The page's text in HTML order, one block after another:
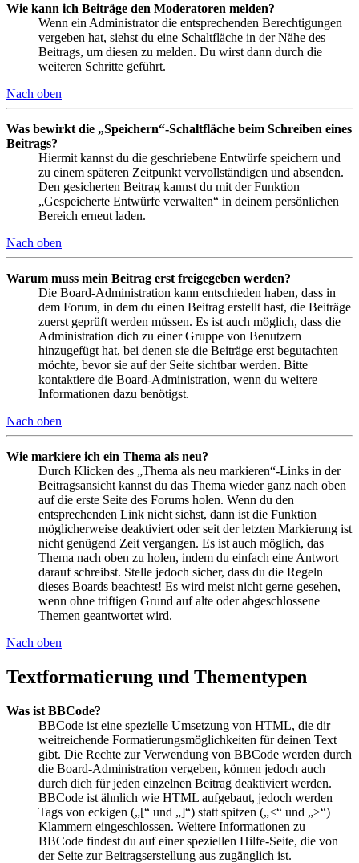
Wie kann ich Beiträge den Moderatoren melden?
Wenn ein Administrator die entsprechenden Berechtigungen
vergeben hat, siehst du eine Schaltfläche in der Nähe des
Beitrags, um diesen zu melden. Du wirst dann durch die
weiteren Schritte geführt.
Nach oben
Was bewirkt die „Speichern“-Schaltfläche beim Schreiben eines
Beitrags?
Hiermit kannst du die geschriebene Entwürfe speichern und
zu einem späteren Zeitpunkt vervollständigen und absenden.
Den gesicherten Beitrag kannst du mit der Funktion
„Gespeicherte Entwürfe verwalten“ in deinem persönlichen
Bereich erneut laden.
Nach oben
Warum muss mein Beitrag erst freigegeben werden?
Die Board-Administration kann entschieden haben, dass in
dem Forum, in dem du einen Beitrag erstellt hast, die Beiträge
zuerst geprüft werden müssen. Es ist auch möglich, dass die
Administration dich zu einer Gruppe von Benutzern
hinzugefügt hat, bei denen sie die Beiträge erst begutachten
möchte, bevor sie auf der Seite sichtbar werden. Bitte
kontaktiere die Board-Administration, wenn du weitere
Informationen dazu benötigst.
Nach oben
Wie markiere ich ein Thema als neu?
Durch Klicken des „Thema als neu markieren“-Links in der
Beitragsansicht kannst du das Thema wieder ganz nach oben
auf die erste Seite des Forums holen. Wenn du den
entsprechenden Link nicht siehst, dann ist die Funktion
möglicherweise deaktiviert oder seit der letzten Markierung ist
nicht genügend Zeit vergangen. Es ist auch möglich, das
Thema nach oben zu holen, indem du einfach eine Antwort
darauf schreibst. Stelle jedoch sicher, dass du die Regeln
dieses Boards beachtest! Es wird meist nicht gerne gesehen,
wenn ohne triftigen Grund auf alte oder abgeschlossene
Themen geantwortet wird.
Nach oben
Textformatierung und Thementypen
Was ist BBCode?
BBCode ist eine spezielle Umsetzung von HTML, die dir
weitreichende Formatierungsmöglichkeiten für deinen Text
gibt. Die Rechte zur Verwendung von BBCode werden durch
die Board-Administration vergeben, können jedoch auch
durch dich für jeden einzelnen Beitrag deaktiviert werden.
BBCode ist ähnlich wie HTML aufgebaut, jedoch werden
Tags von eckigen („[“ und „]“) statt spitzen („<“ und „>“)
Klammern eingeschlossen. Weitere Informationen zu
BBCode findest du auf einer speziellen Hilfe-Seite, die von
der Seite zur Beitragserstellung aus zugänglich ist.